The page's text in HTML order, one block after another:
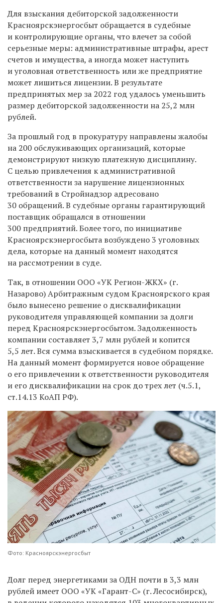
Для взыскания дебиторской задолженности
Красноярскэнергосбыт обращается в судебные
и контролирующие органы, что влечет за собой
серьезные меры: административные штрафы, арест
счетов и имущества, а иногда может наступить
и уголовная ответственность или же предприятие
может лишиться лицензии. В результате
предпринятых мер за 2022 год удалось уменьшить
размер дебиторской задолженности на 25,2 млн
рублей.
За прошлый год в прокуратуру направлены жалобы
на 200 обслуживающих организаций, которые
демонстрируют низкую платежную дисциплину.
С целью привлечения к административной
ответственности за нарушение лицензионных
требований в Стройнадзор адресовано
30 обращений. В судебные органы гарантирующий
поставщик обращался в отношении
300 предприятий. Более того, по инициативе
Красноярскэнергосбыта возбуждено 3 уголовных
дела, которые на данный момент находятся
на рассмотрении в суде.
Так, в отношении ООО «УК Регион-ЖКХ» (г.
Назарово) Арбитражным судом Красноярского края
было вынесено решение о дисквалификации
руководителя управляющей компании за долги
перед Красноярскэнергосбытом. Задолженность
компании составляет 3,7 млн рублей и копится
5,5 лет. Вся сумма взыскивается в судебном порядке.
На данный момент формируется новое обращение
о его привлечении к ответственности руководителя
и его дисквалификации на срок до трех лет (ч.5.1,
ст.14.13 КоАП РФ).
Фото: Красноярскэнергосбыт
Долг перед энергетиками за ОДН почти в 3,3 млн
рублей имеет ООО «УК «Гарант-С» (г. Лесосибирск),